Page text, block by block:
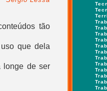
tão
que dela
longe de ser